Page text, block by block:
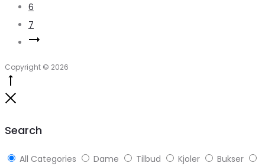
6
7
Copyright © 2026
Search
All Categories Dame Tilbud Kjoler
Bukser